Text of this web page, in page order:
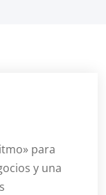
para
y una